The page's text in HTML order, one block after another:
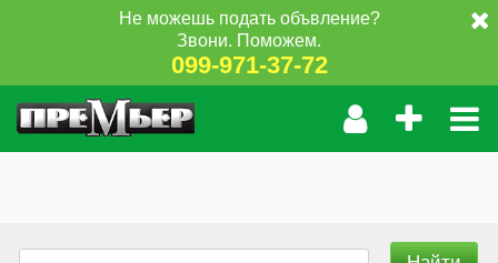
Не можешь подать объвление?
Звони. Поможем.
099-971-37-72